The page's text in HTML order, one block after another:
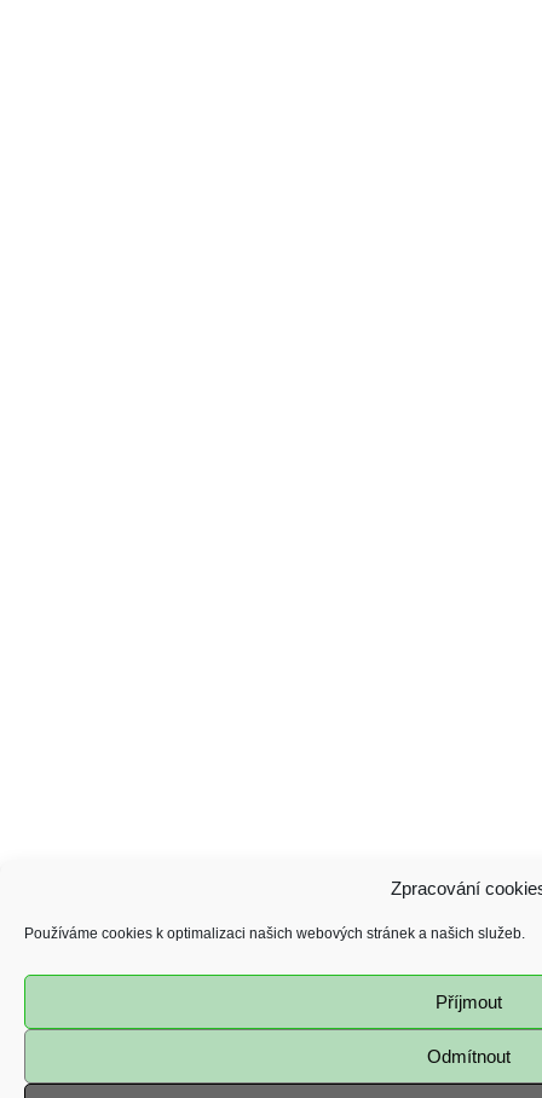
Zpracování
Používáme cookies k optimalizaci našich webových stránek a našich služeb.
Příjmout
Odmítnout